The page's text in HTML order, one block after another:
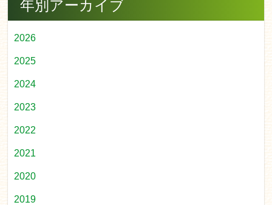
年別アーカイブ
2026
2025
2024
2023
2022
2021
2020
2019